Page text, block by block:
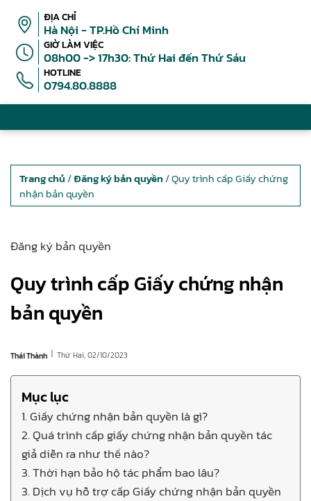
ĐỊA CHỈ
Hà Nội - TP.Hồ Chí Minh
GIỜ LÀM VIỆC
08h00 -> 17h30: Thứ Hai đến Thứ Sáu
HOTLINE
0794.80.8888
Trang chủ /Đăng ký bản quyền / Quy trình cấp Giấy chứng
nhận bản quyền
Đăng ký bản quyền
Quy trình cấp Giấy chứng nhận
bản quyền
Thái Thành | Thứ Hai, 02/10/2023
Mục lục
1. Giấy chứng nhận bản quyền là gì?
2. Quá trình cấp giấy chứng nhận bản quyền tác
giả diễn ra như thế nào?
3. Thời hạn bảo hộ tác phẩm bao lâu?
3. Dịch vụ hỗ trợ cấp Giấy chứng nhận bản quyền